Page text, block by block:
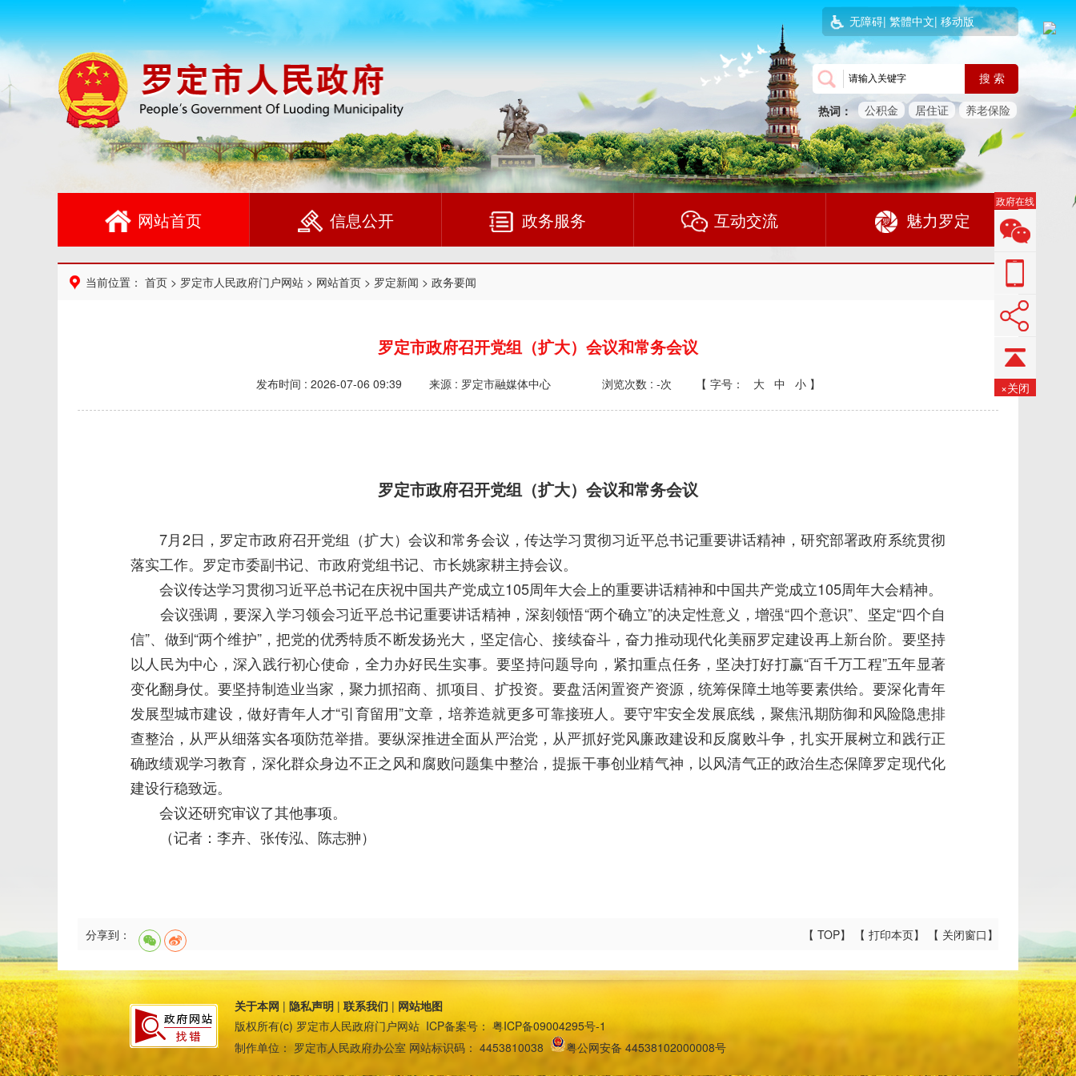
无障碍|繁體中文|移动版
搜 索
热词： 公积金 居住证 养老保险
网站首页 信息公开 政务服务 互动交流 魅力罗定
当前位置： 首页 > 罗定市人民政府门户网站 > 网站首页 > 罗定新闻 > 政务要闻
罗定市政府召开党组（扩大）会议和常务会议
发布时间 : 2026-07-06 09:39 来源 : 罗定市融媒体中心 浏览次数 : -次 【 字号： 大 中 小 】
罗定市政府召开党组（扩大）会议和常务会议
7月2日，罗定市政府召开党组（扩大）会议和常务会议，传达学习贯彻习近平总书记重要讲话精神，研究部署政府系统贯彻
落实工作。罗定市委副书记、市政府党组书记、市长姚家耕主持会议。
会议传达学习贯彻习近平总书记在庆祝中国共产党成立105周年大会上的重要讲话精神和中国共产党成立105周年大会精神。
会议强调，要深入学习领会习近平总书记重要讲话精神，深刻领悟“两个确立”的决定性意义，增强“四个意识”、坚定“四个自
信”、做到“两个维护”，把党的优秀特质不断发扬光大，坚定信心、接续奋斗，奋力推动现代化美丽罗定建设再上新台阶。要坚持
以人民为中心，深入践行初心使命，全力办好民生实事。要坚持问题导向，紧扣重点任务，坚决打好打赢“百千万工程”五年显著
变化翻身仗。要坚持制造业当家，聚力抓招商、抓项目、扩投资。要盘活闲置资产资源，统筹保障土地等要素供给。要深化青年
发展型城市建设，做好青年人才“引育留用”文章，培养造就更多可靠接班人。要守牢安全发展底线，聚焦汛期防御和风险隐患排
查整治，从严从细落实各项防范举措。要纵深推进全面从严治党，从严抓好党风廉政建设和反腐败斗争，扎实开展树立和践行正
确政绩观学习教育，深化群众身边不正之风和腐败问题集中整治，提振干事创业精气神，以风清气正的政治生态保障罗定现代化
建设行稳致远。
会议还研究审议了其他事项。
（记者：李卉、张传泓、陈志翀）
分享到： 【 TOP】 【 打印本页】 【 关闭窗口 】
关于本网 | 隐私声明 | 联系我们 | 网站地图
版权所有(c) 罗定市人民政府门户网站 ICP备案号： 粤ICP备09004295号-1
制作单位： 罗定市人民政府办公室 网站标识码： 4453810038 粤公网安备 44538102000008号
政府在线
×关闭